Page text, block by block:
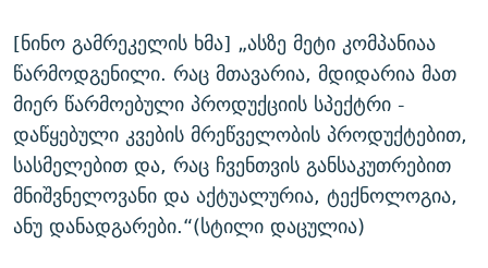
[ნინო გამრეკელის ხმა] „ასზე მეტი კომპანიაა
წარმოდგენილი. რაც მთავარია, მდიდარია მათ
მიერ წარმოებული პროდუქციის სპექტრი -
დაწყებული კვების მრეწველობის პროდუქტებით,
სასმელებით და, რაც ჩვენთვის განსაკუთრებით
მნიშვნელოვანი და აქტუალურია, ტექნოლოგია,
ანუ დანადგარები.“(სტილი დაცულია)